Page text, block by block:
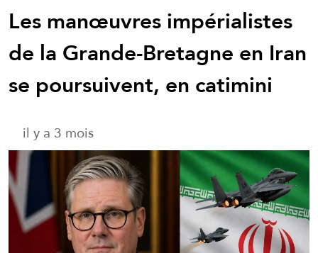
Les manœuvres impérialistes
de la Grande-Bretagne en Iran
se poursuivent, en catimini
il y a 3 mois